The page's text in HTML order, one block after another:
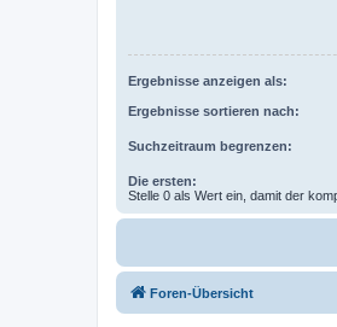
Ergebnisse anzeigen als:
Ergebnisse sortieren nach:
Suchzeitraum begrenzen:
Die ersten:
Stelle 0 als Wert ein, damit der
Foren-Übersicht